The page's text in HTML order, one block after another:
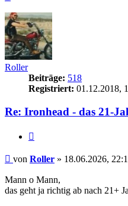
Roller
Beiträge: 518
Registriert: 01.12.2018,
Re: Ironhead - das 21-
Beitrag
von Roller » 18.06.2026,
Mann o Mann,
das geht ja richtig ab nach 21+